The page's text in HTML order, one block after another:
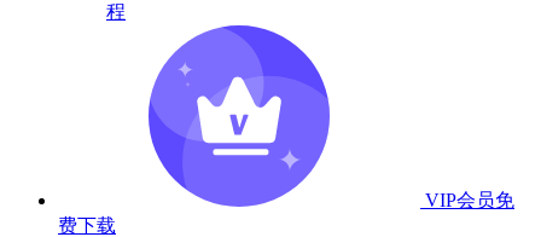
程
VIP会员免
费下载